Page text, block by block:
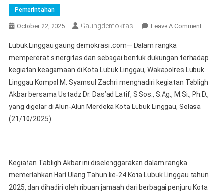
Pemerintahan
October 22, 2025 Gaungdemokrasi Leave A CommentOn
Hadiri
Akbar
Lubuk
Lubuk Linggau gaung demokrasi .com— Dalam rangka
mempererat sinergitas dan sebagai bentuk dukungan terhadap
kegiatan keagamaan di Kota Lubuk Linggau, Wakapolres Lubuk
Linggau Kompol M. Syamsul Zachri menghadiri kegiatan Tabligh
Akbar bersama Ustadz Dr. Das’ad Latif, S.Sos., S.Ag., M.Si., Ph.D.,
yang digelar di Alun-Alun Merdeka Kota Lubuk Linggau, Selasa
(21/10/2025).
Kegiatan Tabligh Akbar ini diselenggarakan dalam rangka
memeriahkan Hari Ulang Tahun ke-24 Kota Lubuk Linggau tahun
2025, dan dihadiri oleh ribuan jamaah dari berbagai penjuru Kota